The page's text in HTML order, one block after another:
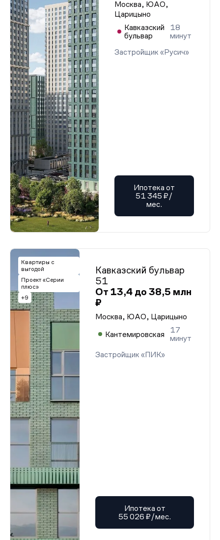
Москва, ЮАО,
Царицыно
Кавказский
бульвар
18
минут
Застройщик «Русич»
Ипотека от
51 345 ₽/
мес.
Квартиры с
выгодой
Проект «Серии
плюс»
+9
Кавказский бульвар
51
От 13,4 до 38,5 млн
₽
Москва, ЮАО, Царицыно
Кантемировская
17
минут
Застройщик «ПИК»
Ипотека от
55 026 ₽/мес.